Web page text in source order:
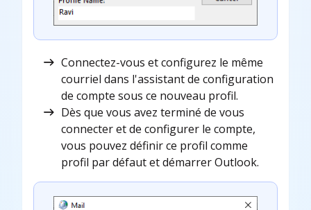
Connectez-vous et configurez le même
courriel dans l'assistant de configuration
de compte sous ce nouveau profil.
Dès que vous avez terminé de vous
connecter et de configurer le compte,
vous pouvez définir ce profil comme
profil par défaut et démarrer Outlook.